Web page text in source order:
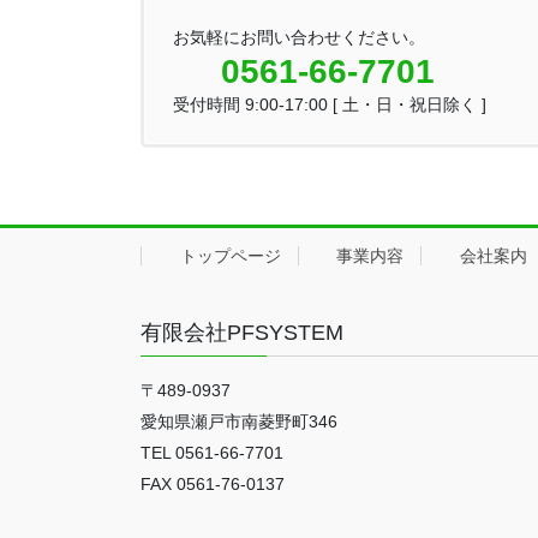
お気軽にお問い合わせください。
0561-66-7701
受付時間 9:00-17:00 [ 土・日・祝日除く ]
トップページ 事業内容 会社案内
有限会社PFSYSTEM
〒489-0937
愛知県瀬戸市南菱野町346
TEL 0561-66-7701
FAX 0561-76-0137